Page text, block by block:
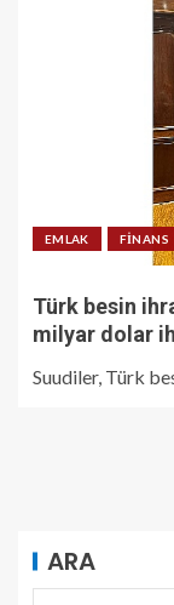
EMLAK FINANS
Türk besin
milyar dolar
Suudiler, Türk
ARA